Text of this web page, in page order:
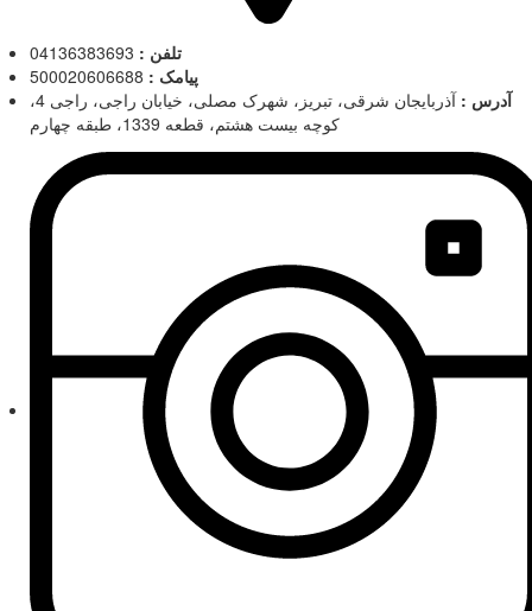
تلفن :
پیامک :
آدرس :
آذربایجان شرقی، تبریز، شهرک مصلی، خیابان راجی، راجی 4،
کوچه بیست هشتم، قطعه 1339، طبقه چهارم